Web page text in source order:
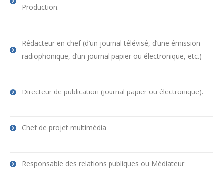
Production.
Rédacteur en chef (d’un journal télévisé, d’une émission
radiophonique, d’un journal papier ou électronique, etc.)
Directeur de publication (journal papier ou électronique).
Chef de projet multimédia
Responsable des relations publiques ou Médiateur